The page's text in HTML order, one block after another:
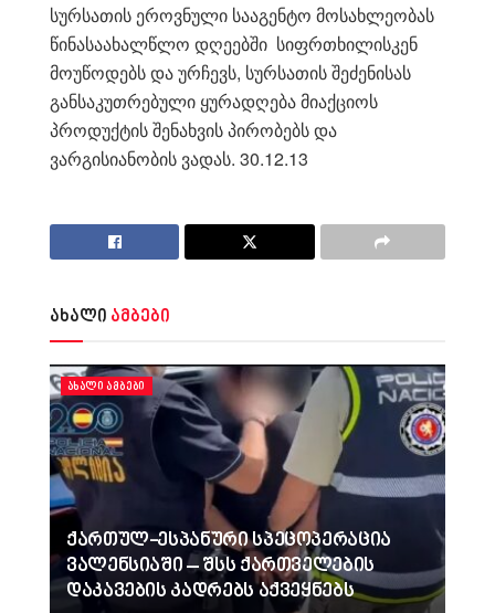
სურსათის ეროვნული სააგენტო მოსახლეობას
წინასაახალწლო დღეებში სიფრთხილისკენ
მოუწოდებს და ურჩევს, სურსათის შეძენისას
განსაკუთრებული ყურადღება მიაქციოს
პროდუქტის შენახვის პირობებს და
ვარგისიანობის ვადას. 30.12.13
ახალი ამბები
ᲐᲮᲐᲚᲘ ᲐᲛᲑᲔᲑᲘ
ქართულ-ესპანური სპეცოპერაცია
ვალენსიაში – შსს ქართველების
დაკავების კადრებს აქვეყნებს